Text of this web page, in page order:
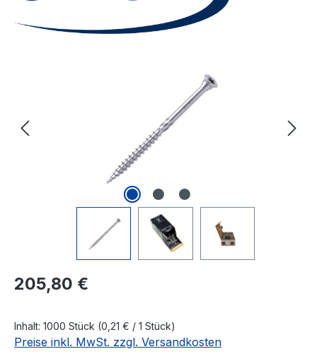
Regulärer Preis:
205,80 €
Inhalt: 1000 Stück (0,21 € / 1 Stück)
Preise inkl. MwSt. zzgl. Versandkosten